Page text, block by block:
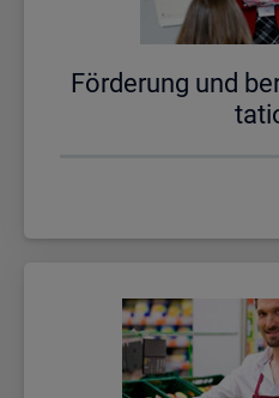
För­de­rung und